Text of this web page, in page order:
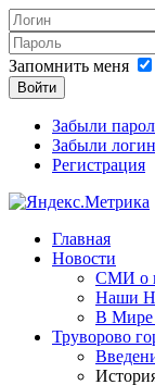
Запомнить меня
Войти
Забыли
Забыли
Регистрация
Главная
Новости
СМИ о
Наши
В Мире
Труворово